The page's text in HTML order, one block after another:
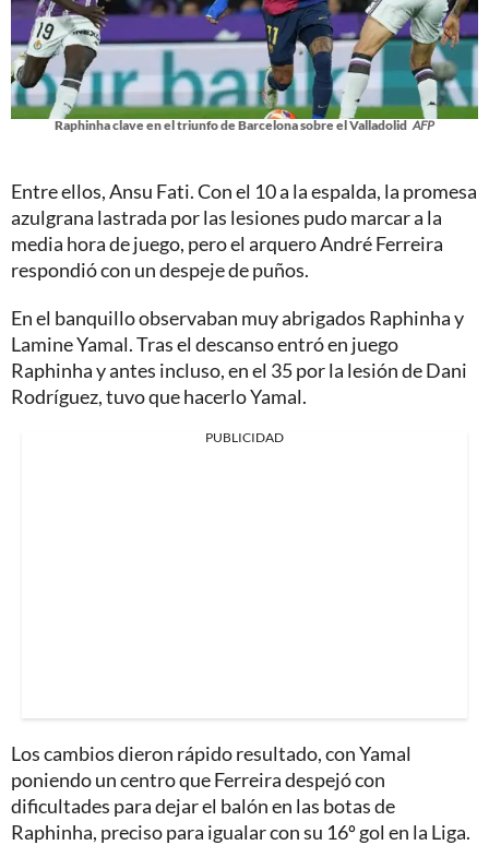
Raphinha clave en el triunfo de Barcelona sobre el Valladolid AFP
Entre ellos, Ansu Fati. Con el 10 a la espalda, la promesa
azulgrana lastrada por las lesiones pudo marcar a la
media hora de juego, pero el arquero André Ferreira
respondió con un despeje de puños.
En el banquillo observaban muy abrigados Raphinha y
Lamine Yamal. Tras el descanso entró en juego
Raphinha y antes incluso, en el 35 por la lesión de Dani
Rodríguez, tuvo que hacerlo Yamal.
PUBLICIDAD
Los cambios dieron rápido resultado, con Yamal
poniendo un centro que Ferreira despejó con
dificultades para dejar el balón en las botas de
Raphinha, preciso para igualar con su 16º gol en la Liga.